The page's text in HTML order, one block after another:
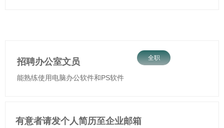
招聘办公室文员
能熟练使用电脑办公软件和PS软件
全职
有意者请发个人简历至企业邮箱